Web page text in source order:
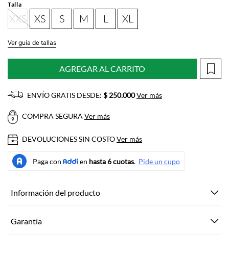
Talla
XXS XS S M L XL
Ver guía de tallas
AGREGAR AL CARRITO
ENVÍO GRATIS DESDE: $ 250.000Ver más
COMPRA SEGURA Ver más
DEVOLUCIONES SIN COSTOVer más
Información del producto
Garantía